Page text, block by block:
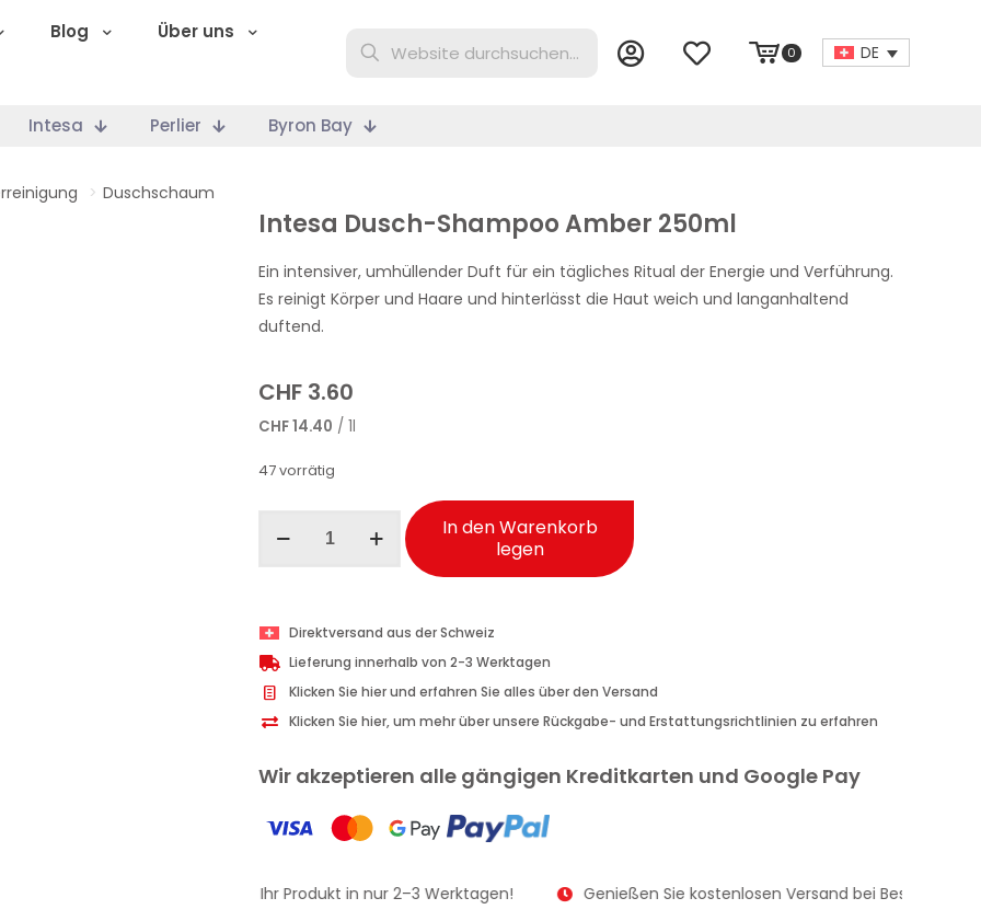
Blog
Über uns
0 DE
Intesa Perlier Byron Bay
> Duschschaum
Intesa Dusch-Shampoo Amber 250ml
Ein intensiver, umhüllender Duft für ein tägliches Ritual der Energie und Verführung.
Es reinigt Körper und Haare und hinterlässt die Haut weich und langanhaltend
duftend.
CHF 3.60
CHF14.40 / 1l
47 vorrätig
250ml
Menge
In den Warenkorb
legen
Direktversand aus der Schweiz
Lieferung innerhalb von 2-3 Werktagen
Klicken Sie hier und erfahren Sie alles über den Versand
Klicken Sie hier, um mehr über unsere Rückgabe- und Erstattungsrichtlinien zu erfahren
Wir akzeptieren alle gängigen Kreditkarten und Google Pay
Erhalten Sie Ihr Produkt in nur 2–3 Werktagen! Genießen Sie kostenlosen Versand bei Bestellungen